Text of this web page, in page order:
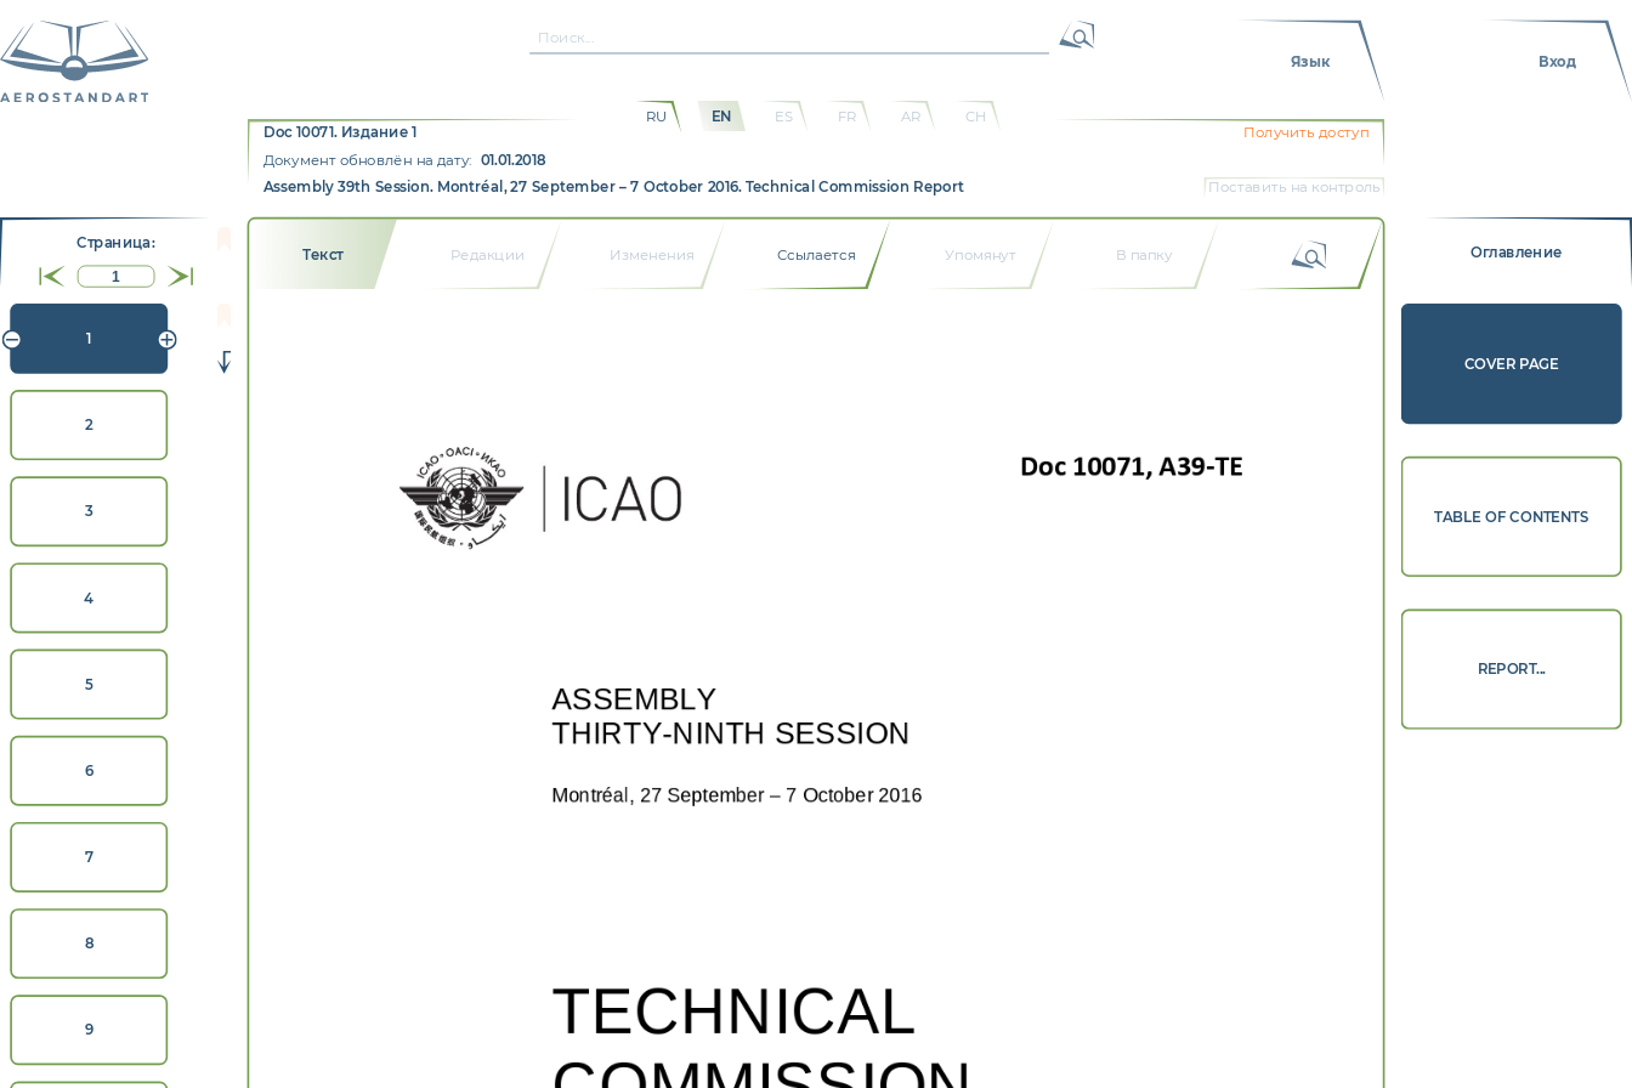
Язык Вход
RU EN ES FR AR
CH
Doc 10071. Издание 1
Документ обновлён на дату: 01.01.2018
Assembly 39th Session. Montréal, 27 September – 7 October 2016. Technical Commission Report
Поставить на контроль
Получить доступ
Страницa:
1
2
3
4
5
6
7
8
9
Текст Редакции Изменения Ссылается Упомянут В папку
Doc 10071, A39 ‐ TE
ASSEMBLY
THIRTY-NINTH SESSION
Montréal, 27 September – 7 October 2016
TECHNICAL
Оглавление
COVER PAGE
TABLE OF CONTENTS
REPORT...